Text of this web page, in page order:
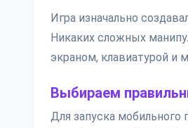
Игра изначально
Никаких сложных
экраном, клавиатурой и
Выбираем
Для запуска